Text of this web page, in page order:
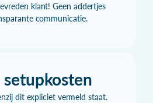
klant! Geen addertjes
communicatie.
setupkosten
dit expliciet vermeld staat.